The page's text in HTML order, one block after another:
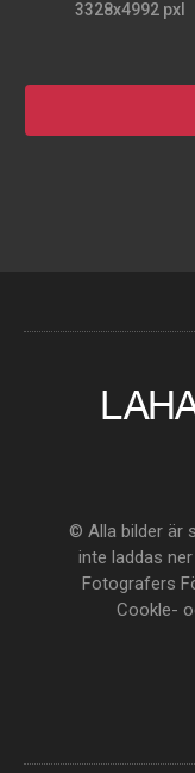
3328x4992 pxl
© Alla bilder är
inte laddas
Fotografers
Cookle-